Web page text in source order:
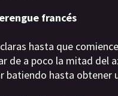
francés
hasta que
de a poco la mitad del
batiendo hasta obtener